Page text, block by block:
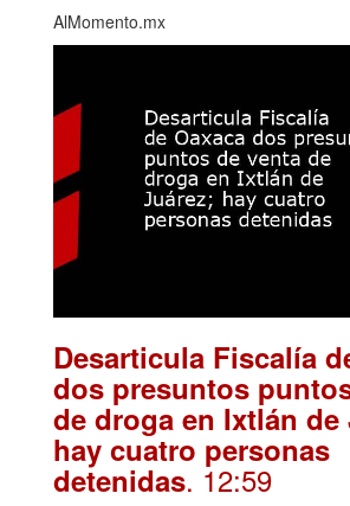
AlMomento.mx
Desarticula Fiscalía
dos presuntos
de droga en Ixtlán de
hay cuatro personas
detenidas. 12:59